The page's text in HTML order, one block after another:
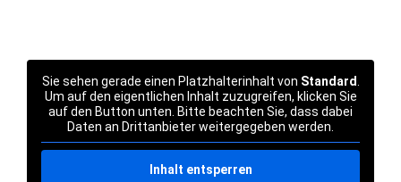
Sie sehen ger­ade einen Platzhal­ter­in­halt von Stan­dard.
Um auf den eigentlichen Inhalt zuzu­greifen, klick­en Sie
auf den But­ton unten. Bitte beacht­en Sie, dass dabei
Dat­en an Drit­tan­bi­eter weit­ergegeben werden.
Inhalt entsper­ren